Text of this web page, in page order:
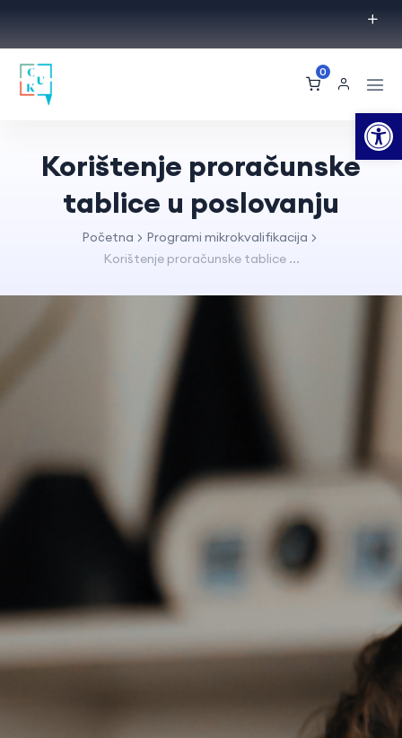
0
Korištenje proračunske
tablice u poslovanju
Početna
Programi mikrokvalifikacija
Korištenje proračunske tablice ...